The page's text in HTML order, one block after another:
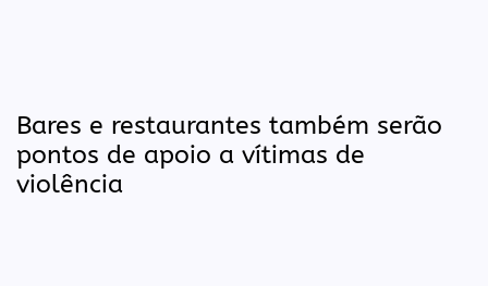
Bares e restaurantes também serão
pontos de apoio a vítimas de
violência